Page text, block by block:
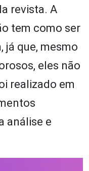
revista. A
tem como ser
já que, mesmo
eles não
realizado em
análise e